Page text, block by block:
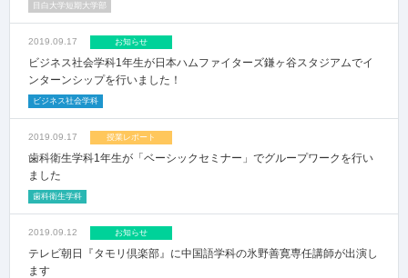
目白大学短期大学部
2019.09.17 お知らせ
ビジネス社会学科1年生が日本ハムファイターズ鎌ヶ谷スタジアムでイ
ンターンシップを行いました！
ビジネス社会学科
2019.09.17 授業レポート
歯科衛生学科1年生が「ベーシックセミナー」でグループワークを行い
ました
歯科衛生学科
2019.09.12 お知らせ
テレビ朝日『タモリ倶楽部』に中国語学科の氷野善寛専任講師が出演し
ます